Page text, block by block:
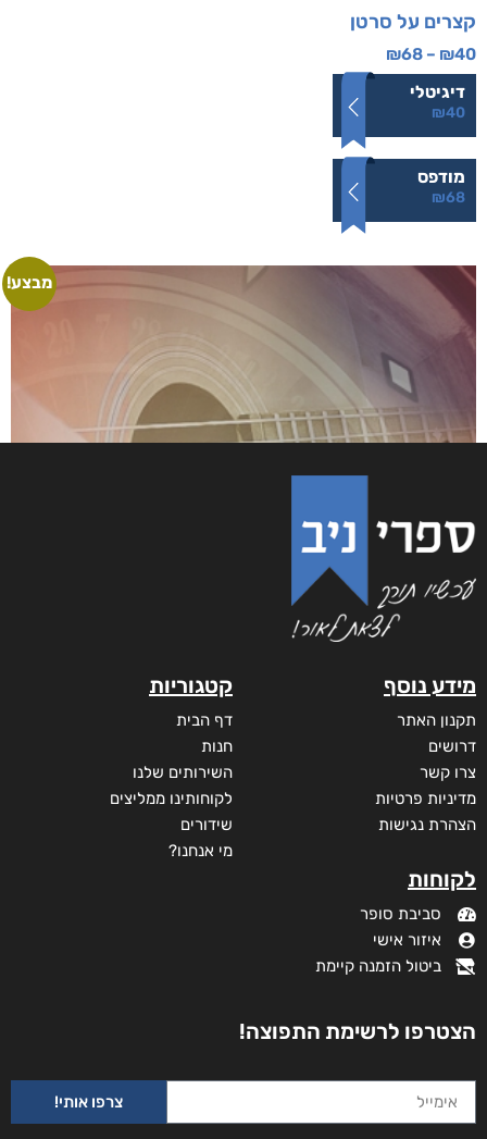
קצרים על סרטן
₪40
–
₪68
דיגיטלי
₪40
מודפס
₪68
מבצע!
דורג
5.00
₪29
–
46
מידע נוסף
תקנון האתר
דרושים
צרו קשר
מדיניות פרטיות
הצהרת נגישות
לקוחות
סביבת סופר
איזור אישי
ביטול הזמנה קיימת
קטגוריות
דף הבית
חנות
השירותים שלנו
לקוחותינו ממליצים
שידורים
מי אנחנו?
הצטרפו לרשימת התפוצה!
צרפו אותי!